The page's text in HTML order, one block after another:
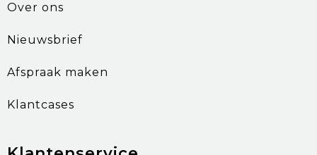
Over ons
Nieuwsbrief
Afspraak maken
Klantcases